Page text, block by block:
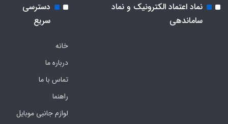
نماد اعتماد الکترونیک و نماد
ساماندهی
دسترسی
سریع
خانه
درباره ما
تماس با ما
راهنما
لوازم جانبی موبایل